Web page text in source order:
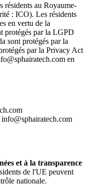
résidents au Royaume-
: ICO). Les résidents
en vertu de la
protégés par la LGPD
sont protégés par la
par la Privacy Act
en
info@sphairatech.com
et à la transparence
de l'UE peuvent
nationale.